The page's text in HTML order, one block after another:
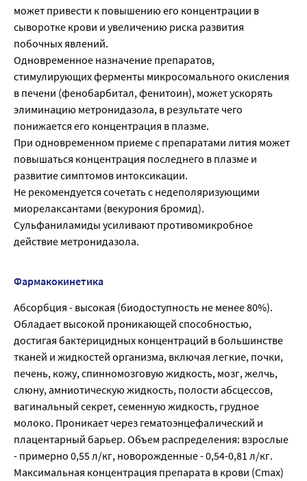
может привести к повышению его концентрации в
сыворотке крови и увеличению риска развития
побочных явлений.
Одновременное назначение препаратов,
стимулирующих ферменты микросомального окисления
в печени (фенобарбитал, фенитоин), может ускорять
элиминацию метронидазола, в результате чего
понижается его концентрация в плазме.
При одновременном приеме с препаратами лития может
повышаться концентрация последнего в плазме и
развитие симптомов интоксикации.
Не рекомендуется сочетать с недеполяризующими
миорелаксантами (векурония бромид).
Сульфаниламиды усиливают противомикробное
действие метронидазола.
Фармакокинетика
Абсорбция - высокая (биодоступность не менее 80%).
Обладает высокой проникающей способностью,
достигая бактерицидных концентраций в большинстве
тканей и жидкостей организма, включая легкие, почки,
печень, кожу, спинномозговую жидкость, мозг, желчь,
слюну, амниотическую жидкость, полости абсцессов,
вагинальный секрет, семенную жидкость, грудное
молоко. Проникает через гематоэнцефалический и
плацентарный барьер. Объем распределения: взрослые
- примерно 0,55 л/кг, новорожденные - 0,54-0,81 л/кг.
Максимальная концентрация препарата в крови (Сmах)